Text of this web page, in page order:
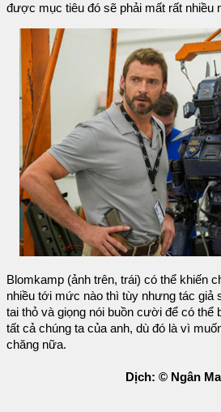
được mục tiêu đó sẽ phải mất rất nhiều
Blomkamp (ảnh trên, trái) có thể khiến
nhiều tới mức nào thì tùy nhưng tác giả
tai thỏ và giọng nói buồn cười để có thể
tất cả chúng ta của anh, dù đó là vì
chăng nữa.
Dịch: © Ngân